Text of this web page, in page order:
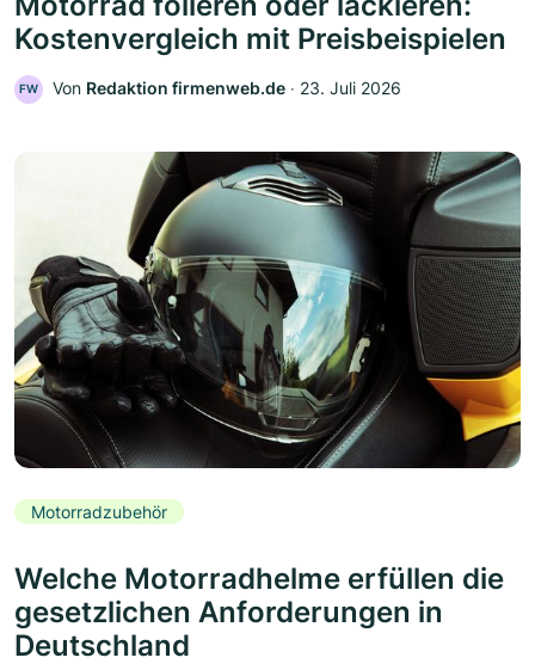
Kostenvergleich mit Preisbeispielen
FW Von Redaktion firmenweb.de ‧ 23. Juli 2026
Motorradzubehör
Welche Motorradhelme erfüllen die
gesetzlichen Anforderungen in
Deutschland